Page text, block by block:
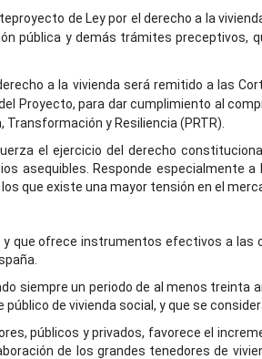
de Ley por el derecho a la
pública y demás trámites preceptivos,
a la vivienda será remitido a las
Proyecto, para dar cumplimiento al
y Resiliencia (PRTR).
el ejercicio del derecho
asequibles. Responde especialmente
que existe una mayor tensión en el
y que ofrece instrumentos efectivos a
siempre un periodo de al menos treinta
público de vivienda social, y que se
públicos y privados, favorece el
de los grandes tenedores de